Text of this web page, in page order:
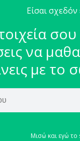
Είσαι σχεδόν
να
με το
Μισώ και εγώ το